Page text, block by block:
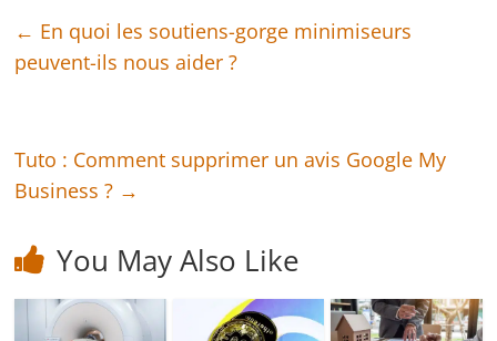
← En quoi les soutiens-gorge minimiseurs
peuvent-ils nous aider ?
Tuto : Comment supprimer un avis Google My
Business ? →
You May Also Like